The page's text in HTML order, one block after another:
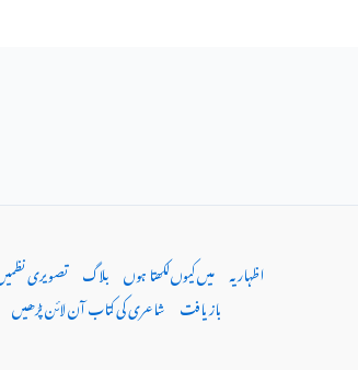
تصویری بلاگ میں کیوں‌لکھتا ہوں اظہاریہ
شاعری کی کتاب آن لائن پڑھیں بازیافت